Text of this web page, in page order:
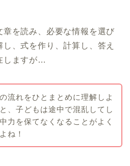
を読み、必要な情報を選び
、式を作り、計算し、答え
しますが…
流れをひとまとめに理解しよ
、子どもは途中で混乱してし
力を保てなくなることがよく
ね！